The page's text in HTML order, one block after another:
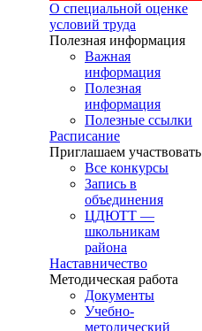
О специальной оценке
условий труда
Полезная информация
Важная
информация
Полезная
информация
Полезные ссылки
Расписание
Приглашаем участвовать
Все конкурсы
Запись в
объединения
ЦДЮТТ —
школьникам
района
Наставничество
Методическая работа
Документы
Учебно-
методический